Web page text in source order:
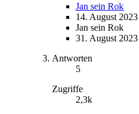
Jan sein Rok
14. August 2023
Jan sein Rok
31. August 2023
Antworten
5
Zugriffe
2,3k